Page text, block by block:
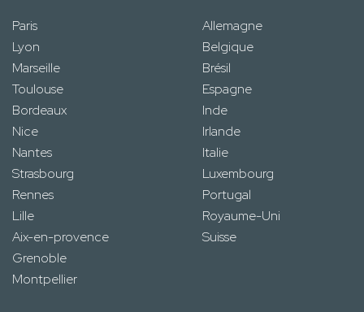
Paris
Lyon
Marseille
Toulouse
Bordeaux
Nice
Nantes
Strasbourg
Rennes
Lille
Aix-en-provence
Grenoble
Montpellier
Allemagne
Belgique
Brésil
Espagne
Inde
Irlande
Italie
Luxembourg
Portugal
Royaume-Uni
Suisse